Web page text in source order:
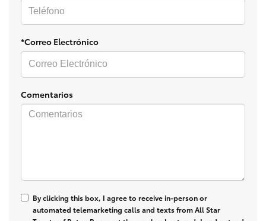
*Correo Electrónico
Comentarios
By clicking this box, I agree to receive in-person or
automated telemarketing calls and texts from All Star